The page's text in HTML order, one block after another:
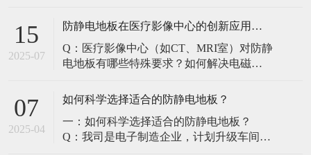
环境并存的特殊场景，需要全方位防护方
境要求 • 防爆等级：Ex IIB T4（ATEX认
证） • 静电泄放速度：<0.
15
2025-07
防静电地板在医疗影像中心的创新应用方案
Q：医疗影像中心（如CT、MRI室）对防静
电地板有哪些特殊要求？如何解决电磁干
环境特殊性对防静电地板提出了前所未有
疗影像环境的特殊需求 电磁兼容性要求 •
MRI室需完全无磁：磁化率<0.001（
07
2025-04
如何科学选择适合的防静电地板？
一：如何科学选择适合的防静电地板？
Q：我司是电子制造企业，计划升级车间地